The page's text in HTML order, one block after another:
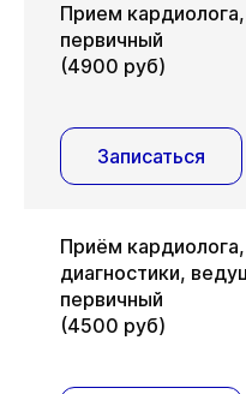
Прием
первичный
(4900 руб)
Записаться
Приём
диагностики,
первичный
(4500 руб)